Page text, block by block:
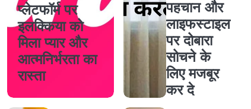
प्लेटफॉर्म पर
इलक्किया को
मिला प्यार और
आत्मनिर्भरता का
रास्ता
पहचान और
लाइफस्टाइल
पर दोबारा
सोचने के
लिए मजबूर
कर दे